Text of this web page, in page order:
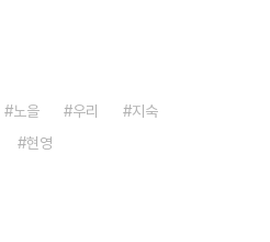
노을 우리
지숙
현영